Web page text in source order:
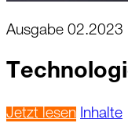
Ausgabe 02.2023
Jetzt lesen Inhalte